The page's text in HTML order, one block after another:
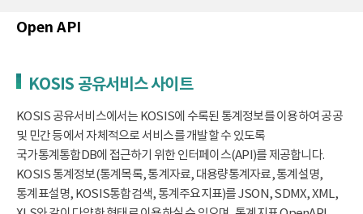
Open API
KOSIS 공유서비스 사이트
KOSIS 공유서비스에서는 KOSIS에 수록된 통계정보를 이용하여 공공
및 민간 등에서 자체적으로 서비스를 개발할 수 있도록
국가통계통합DB에 접근하기 위한 인터페이스(API)를 제공합니다.
KOSIS 통계정보(통계목록, 통계자료, 대용량통계자료, 통계설명,
통계표설명, KOSIS통합검색, 통계주요지표)를 JSON, SDMX, XML,